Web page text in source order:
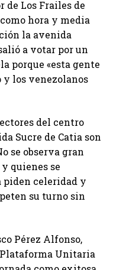
de Los Frailes de
hora y media
la avenida
a votar por un
porque «esta gente
los venezolanos
del centro
Sucre de Catia son
se observa gran
quienes se
celeridad y
su turno sin
Pérez Alfonso,
Unitaria